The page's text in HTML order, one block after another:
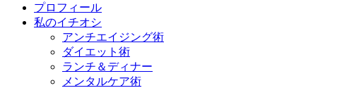
プロフィール
私のイチオシ
アンチエイジング術
ダイエット術
ランチ＆ディナー
メンタルケア術